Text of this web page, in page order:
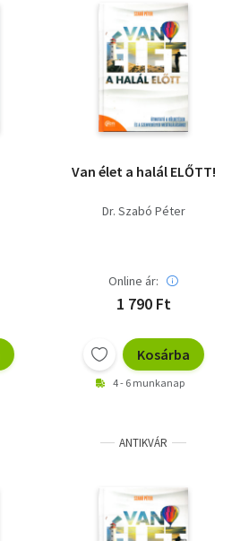
Van élet a halál ELŐTT!
Dr. Szabó Péter
Online ár:
1 790 Ft
Kosárba
4 - 6 munkanap
ANTIKVÁR